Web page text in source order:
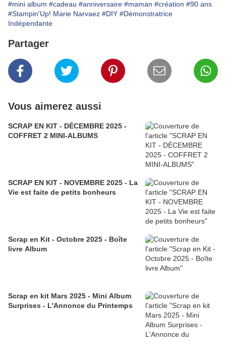
#mini album #cadeau #anniversaire #maman #création #90 ans
#Stampin'Up! Marie Narvaez #DIY #Démonstratrice
Indépendante
Partager
Vous aimerez aussi
SCRAP EN KIT - DÉCEMBRE 2025 -
COFFRET 2 MINI-ALBUMS
SCRAP EN KIT - NOVEMBRE 2025 - La
Vie est faite de petits bonheurs
Scrap en Kit - Octobre 2025 - Boîte
livre Album
Scrap en kit Mars 2025 - Mini Album
Surprises - L'Annonce du Printemps